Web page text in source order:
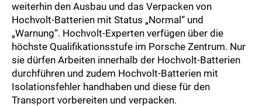
weiterhin den Ausbau und das Verpacken von
Hochvolt-Batterien mit Status „Normal“ und
„Warnung“. Hochvolt-Experten verfügen über die
höchste Qualifikationsstufe im Porsche Zentrum. Nur
sie dürfen Arbeiten innerhalb der Hochvolt-Batterien
durchführen und zudem Hochvolt-Batterien mit
Isolationsfehler handhaben und diese für den
Transport vorbereiten und verpacken.